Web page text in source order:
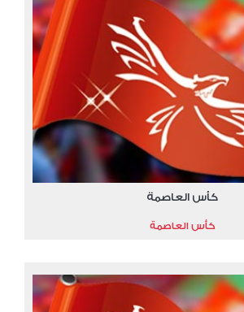
كأس العاصمة
كأس العاصمة